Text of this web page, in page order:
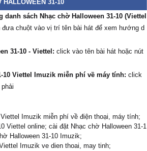
HALLOWEEN 31-10
sách Nhạc chờ Halloween 31-10 (Viettel
đưa chuột vào vị trí tên bài hát để xem hướng d
31-10 - Viettel: click vào tên bài hát hoặc nút
10 Viettel Imuzik miễn phí về máy tính: click
Imuzik miễn phí về điện thoại, máy tính;
Viettel online; cài đặt Nhạc chờ Halloween 31-1
Halloween 31-10 Imuzik;
Imuzik ve dien thoai, may tinh;